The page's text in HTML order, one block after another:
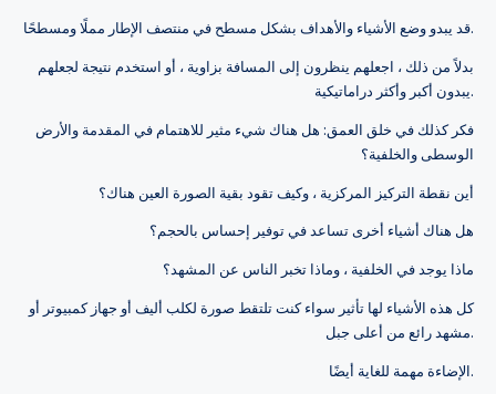
قد يبدو وضع الأشياء والأهداف بشكل مسطح في منتصف الإطار مملًا ومسطحًا.
بدلاً من ذلك ، اجعلهم ينظرون إلى المسافة بزاوية ، أو استخدم نتيجة لجعلهم
يبدون أكبر وأكثر دراماتيكية.
فكر كذلك في خلق العمق: هل هناك شيء مثير للاهتمام في المقدمة والأرض
الوسطى والخلفية؟
أين نقطة التركيز المركزية ، وكيف تقود بقية الصورة العين هناك؟
هل هناك أشياء أخرى تساعد في توفير إحساس بالحجم؟
ماذا يوجد في الخلفية ، وماذا تخبر الناس عن المشهد؟
كل هذه الأشياء لها تأثير سواء كنت تلتقط صورة لكلب أليف أو جهاز كمبيوتر أو
مشهد رائع من أعلى جبل.
الإضاءة مهمة للغاية أيضًا.